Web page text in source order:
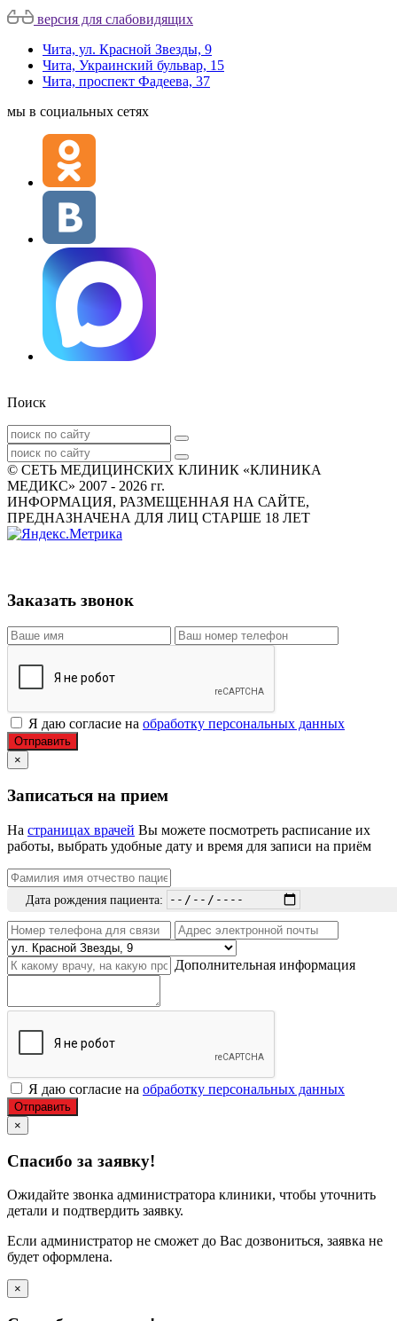
версия для слабовидящих
Чита, ул. Красной Звезды, 9
Чита, Украинский бульвар, 15
Чита, проспект Фадеева, 37
мы в социальных сетях
Поиск
© СЕТЬ МЕДИЦИНСКИХ КЛИНИК «КЛИНИКА
МЕДИКС» 2007 - 2026 гг.
ИНФОРМАЦИЯ, РАЗМЕЩЕННАЯ НА САЙТЕ,
ПРЕДНАЗНАЧЕНА ДЛЯ ЛИЦ СТАРШЕ 18 ЛЕТ
Заказать звонок
Я даю согласие на обработку персональных данных
Отправить
×
Записаться на прием
На страницах врачей Вы можете посмотреть расписание их
работы, выбрать удобные дату и время для записи на приём
Дата рождения пациента:
Дополнительная информация
Я даю согласие на обработку персональных данных
Отправить
×
Спасибо за заявку!
Ожидайте звонка администратора клиники, чтобы уточнить
детали и подтвердить заявку.
Если администратор не сможет до Вас дозвониться, заявка не
будет оформлена.
×